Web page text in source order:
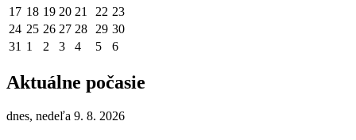
17 18 19 20 21 22 23
24 25 26 27 28 29 30
31 1 2 3 4 5 6
Aktuálne počasie
dnes, nedeľa 9. 8. 2026